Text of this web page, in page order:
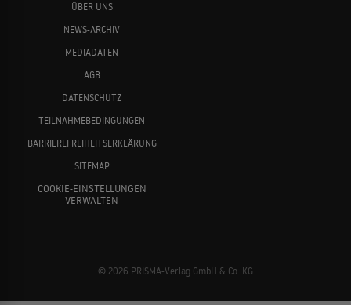
ÜBER UNS
NEWS-ARCHIV
MEDIADATEN
AGB
DATENSCHUTZ
TEILNAHMEBEDINGUNGEN
BARRIEREFREIHEITSERKLÄRUNG
SITEMAP
COOKIE-EINSTELLUNGEN
VERWALTEN
© 2026 PRISMA-Verlag GmbH & Co. KG